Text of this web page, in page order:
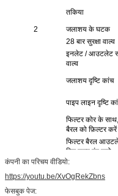
तकिया
2
जलाशय के घटक
28 बार सुरक्षा वाल्व
इनलेट / आउटलेट
वाल्व
जलाशय दृष्टि कांच
पाइप लाइन दृष्टि
फिल्टर कोर के
बैरल को फ़िल्टर करें
फिल्टर बैरल
लिए वाल्व बंद करो
कंपनी का परिचय वीडियो:
https://youtu.be/XvOgRekZbns
फेसबुक पेज: